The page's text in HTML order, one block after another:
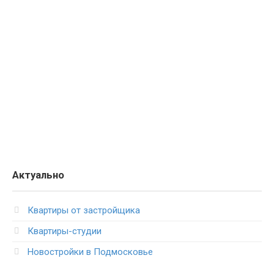
Актуально
Квартиры от застройщика
Квартиры-студии
Новостройки в Подмосковье